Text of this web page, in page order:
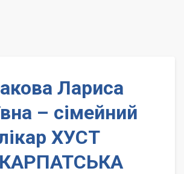
Лариса
– сімейний
ХУСТ